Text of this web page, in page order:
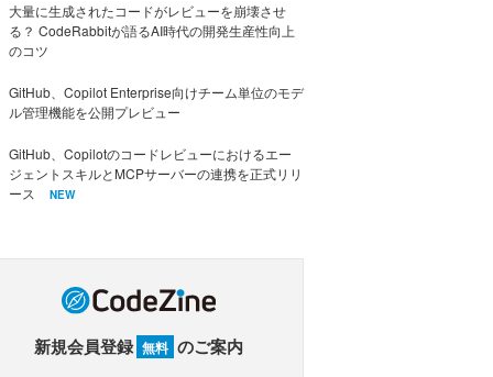
大量に生成されたコードがレビューを崩壊させ
る？ CodeRabbitが語るAI時代の開発生産性向上
のコツ
GitHub、Copilot Enterprise向けチーム単位のモデ
ル管理機能を公開プレビュー
GitHub、Copilotのコードレビューにおけるエー
ジェントスキルとMCPサーバーの連携を正式リリ
ース
NEW
新規会員登録 無料 のご案内